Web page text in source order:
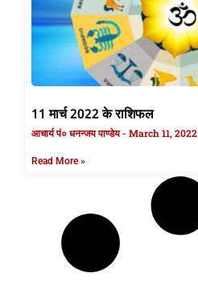
11 मार्च 2022 के राशिफल
आचार्य पं० धनन्जय पाण्डेय March 11, 2022
Read More »